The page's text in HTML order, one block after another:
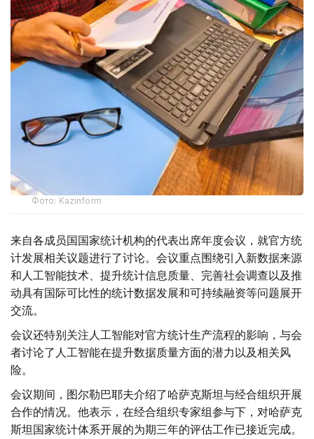
Фото: Kazinform
来自各成员国国家统计机构的代表出席年度会议，就官方统
计发展相关议题进行了讨论。会议重点围绕引入新数据来源
和人工智能技术、提升统计信息质量、完善社会调查以及推
动具有国际可比性的统计数据发展和可持续融资等问题展开
交流。
会议还特别关注人工智能对官方统计生产流程的影响，与会
者讨论了人工智能在提升数据质量方面的潜力以及相关风
险。
会议期间，图尔勒巴耶夫介绍了哈萨克斯坦与经合组织开展
合作的情况。他表示，在经合组织专家组参与下，对哈萨克
斯坦国家统计体系开展的为期三年的评估工作已接近完成。